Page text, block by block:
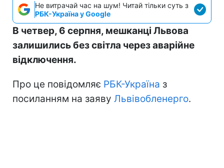
Не витрачай час на шум! Читай тільки суть з
РБК-Україна у Google
В четвер, 6 серпня, мешканці Львова
залишились без світла через аварійне
відключення.
Про це повідомляє РБК-Україна з
посиланням на заяву Львівобленерго.